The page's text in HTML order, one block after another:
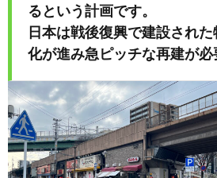
るという計画です。
日本は戦後復興で建設され
化が進み急ピッチな再建が必